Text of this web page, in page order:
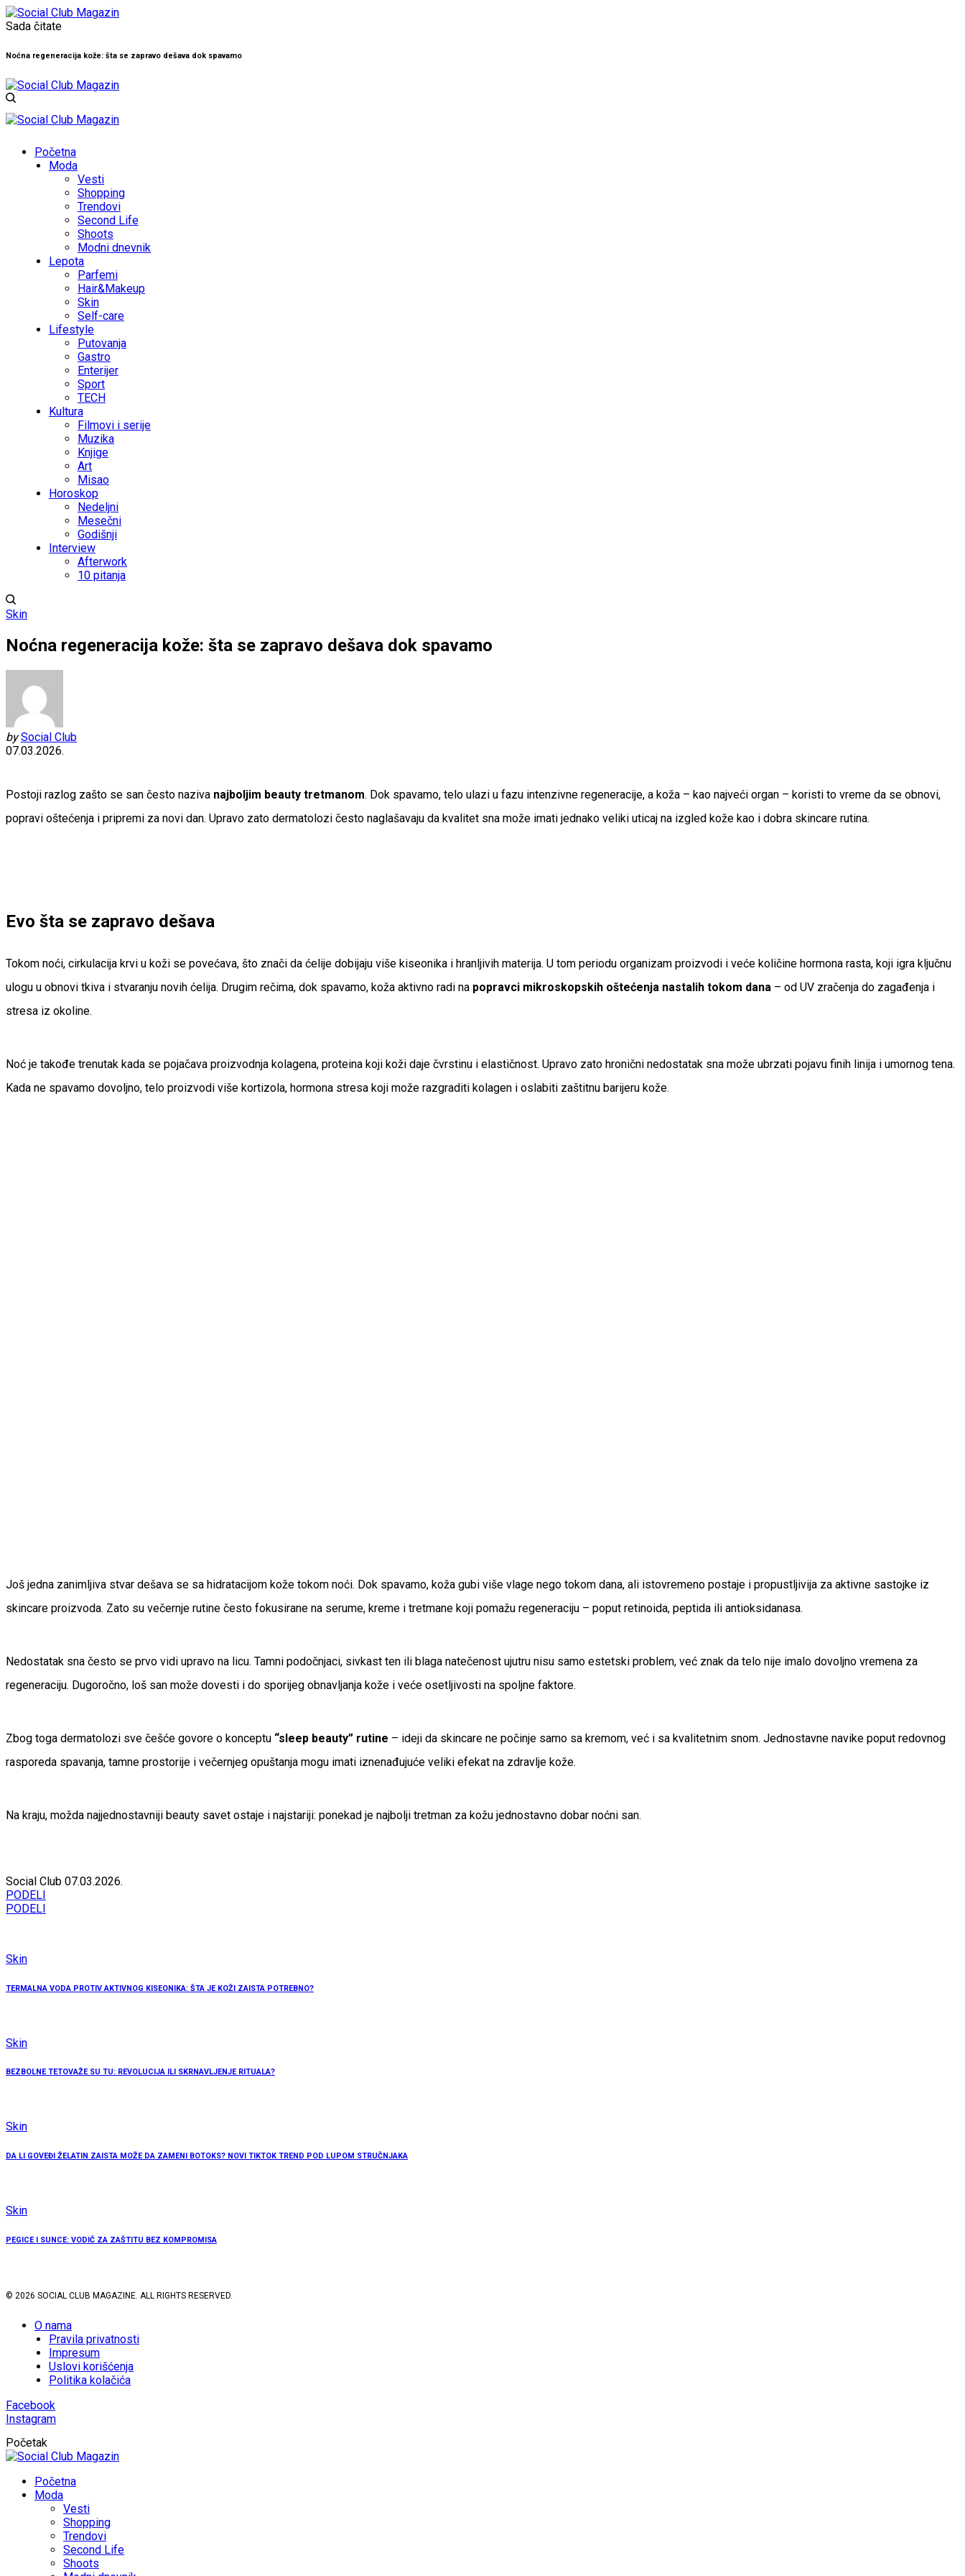
Sada čitate
Noćna regeneracija kože: šta se zapravo dešava dok spavamo
Početna
Moda
Vesti
Shopping
Trendovi
Second Life
Shoots
Modni dnevnik
Lepota
Parfemi
Hair&Makeup
Skin
Self-care
Lifestyle
Putovanja
Gastro
Enterijer
Sport
TECH
Kultura
Filmovi i serije
Muzika
Knjige
Art
Misao
Horoskop
Nedeljni
Mesečni
Godišnji
Interview
Afterwork
10 pitanja
Skin
Noćna regeneracija kože: šta se zapravo dešava dok spavamo
by Social Club
07.03.2026.
Postoji razlog zašto se san često naziva najboljim beauty tretmanom. Dok spavamo, telo ulazi u fazu intenzivne regeneracije, a koža – kao najveći organ – koristi to vreme da se obnovi,
popravi oštećenja i pripremi za novi dan. Upravo zato dermatolozi često naglašavaju da kvalitet sna može imati jednako veliki uticaj na izgled kože kao i dobra skincare rutina.
Evo šta se zapravo dešava
Tokom noći, cirkulacija krvi u koži se povećava, što znači da ćelije dobijaju više kiseonika i hranljivih materija. U tom periodu organizam proizvodi i veće količine hormona rasta, koji igra ključnu
ulogu u obnovi tkiva i stvaranju novih ćelija. Drugim rečima, dok spavamo, koža aktivno radi na popravci mikroskopskih oštećenja nastalih tokom dana – od UV zračenja do zagađenja i
stresa iz okoline.
Noć je takođe trenutak kada se pojačava proizvodnja kolagena, proteina koji koži daje čvrstinu i elastičnost. Upravo zato hronični nedostatak sna može ubrzati pojavu finih linija i umornog tena.
Kada ne spavamo dovoljno, telo proizvodi više kortizola, hormona stresa koji može razgraditi kolagen i oslabiti zaštitnu barijeru kože.
Još jedna zanimljiva stvar dešava se sa hidratacijom kože tokom noći. Dok spavamo, koža gubi više vlage nego tokom dana, ali istovremeno postaje i propustljivija za aktivne sastojke iz
skincare proizvoda. Zato su večernje rutine često fokusirane na serume, kreme i tretmane koji pomažu regeneraciju – poput retinoida, peptida ili antioksidanasa.
Nedostatak sna često se prvo vidi upravo na licu. Tamni podočnjaci, sivkast ten ili blaga natečenost ujutru nisu samo estetski problem, već znak da telo nije imalo dovoljno vremena za
regeneraciju. Dugoročno, loš san može dovesti i do sporijeg obnavljanja kože i veće osetljivosti na spoljne faktore.
Zbog toga dermatolozi sve češće govore o konceptu “sleep beauty” rutine – ideji da skincare ne počinje samo sa kremom, već i sa kvalitetnim snom. Jednostavne navike poput redovnog
rasporeda spavanja, tamne prostorije i večernjeg opuštanja mogu imati iznenađujuće veliki efekat na zdravlje kože.
Na kraju, možda najjednostavniji beauty savet ostaje i najstariji: ponekad je najbolji tretman za kožu jednostavno dobar noćni san.
Social Club 07.03.2026.
PODELI
PODELI
Skin
TERMALNA VODA PROTIV AKTIVNOG KISEONIKA: ŠTA JE KOŽI ZAISTA POTREBNO?
Skin
BEZBOLNE TETOVAŽE SU TU: REVOLUCIJA ILI SKRNAVLJENJE RITUALA?
Skin
DA LI GOVEĐI ŽELATIN ZAISTA MOŽE DA ZAMENI BOTOKS? NOVI TIKTOK TREND POD LUPOM STRUČNJAKA
Skin
PEGICE I SUNCE: VODIČ ZA ZAŠTITU BEZ KOMPROMISA
© 2026 SOCIAL CLUB MAGAZINE. ALL RIGHTS RESERVED.
O nama
Pravila privatnosti
Impresum
Uslovi korišćenja
Politika kolačića
Facebook
Instagram
Početak
Početna
Moda
Vesti
Shopping
Trendovi
Second Life
Shoots